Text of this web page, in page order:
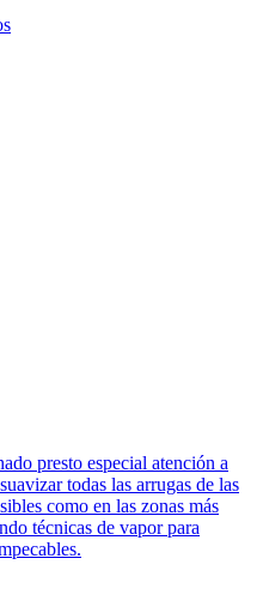
presto especial atención a
todas las arrugas de las
como en las zonas más
técnicas de vapor para